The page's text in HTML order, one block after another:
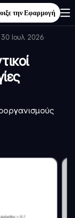
την Εφαρμογή
30 Ιουλ 2026·